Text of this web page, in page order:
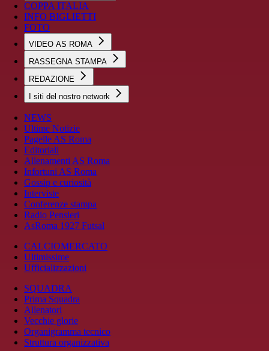
COPPA ITALIA
INFO BIGLIETTI
FOTO
VIDEO AS ROMA
RASSEGNA STAMPA
REDAZIONE
I siti del nostro network
NEWS
Ultime Notizie
Pagelle AS Roma
Editoriali
Allenamenti AS Roma
Infortuni AS Roma
Gossip e curiosità
Interviste
Conferenze stampa
Radio Pensieri
AsRoma 1927 Futsal
CALCIOMERCATO
Ultimissime
Ufficializzazioni
SQUADRA
Prima Squadra
Allenatori
Vecchie glorie
Organigramma tecnico
Struttura organizzativa